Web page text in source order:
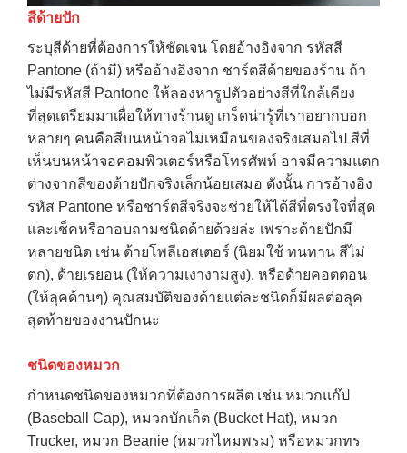
สีด้ายปัก
ระบุสีด้ายที่ต้องการให้ชัดเจน โดยอ้างอิงจาก รหัสสี
Pantone (ถ้ามี) หรืออ้างอิงจาก ชาร์ตสีด้ายของร้าน ถ้า
ไม่มีรหัสสี Pantone ให้ลองหารูปตัวอย่างสีที่ใกล้เคียง
ที่สุดเตรียมมาเผื่อให้ทางร้านดู เกร็ดน่ารู้ที่เราอยากบอก
หลายๆ คนคือสีบนหน้าจอไม่เหมือนของจริงเสมอไป สีที่
เห็นบนหน้าจอคอมพิวเตอร์หรือโทรศัพท์ อาจมีความแตก
ต่างจากสีของด้ายปักจริงเล็กน้อยเสมอ ดังนั้น การอ้างอิง
รหัส Pantone หรือชาร์ตสีจริงจะช่วยให้ได้สีที่ตรงใจที่สุด
และเช็คหรือาอบถามชนิดด้ายด้วยล่ะ เพราะด้ายปักมี
หลายชนิด เช่น ด้ายโพลีเอสเตอร์ (นิยมใช้ ทนทาน สีไม่
ตก), ด้ายเรยอน (ให้ความเงางามสูง), หรือด้ายคอตตอน
(ให้ลุคด้านๆ) คุณสมบัติของด้ายแต่ละชนิดก็มีผลต่อลุค
สุดท้ายของงานปักนะ
ชนิดของหมวก
กำหนดชนิดของหมวกที่ต้องการผลิต เช่น หมวกแก๊ป
(Baseball Cap), หมวกบักเก็ต (Bucket Hat), หมวก
Trucker, หมวก Beanie (หมวกไหมพรม) หรือหมวกทร